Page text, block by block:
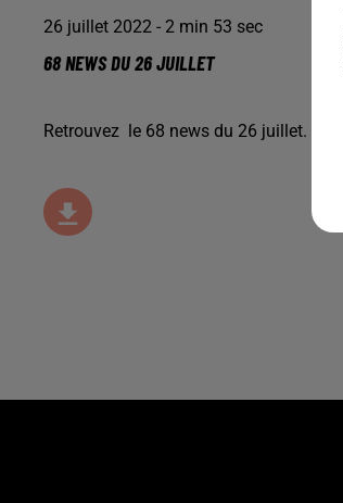
26 juillet 2022 - 2 min 53 sec
68 NEWS DU 26 JUILLET
Retrouvez le 68 news du 26 juillet.